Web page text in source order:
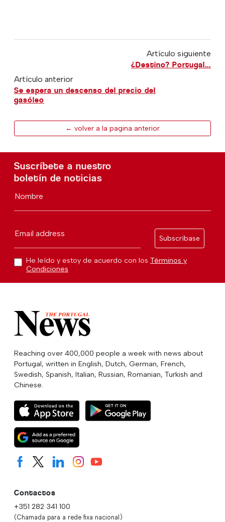
Artículo siguiente
¿Destino? Portugal...
Artículo anterior
Se espera un descenso del precio del
gasóleo
← volver a la pagina anterior
Suscríbete a nuestro
boletín de noticias
Nombre
Email address
Subscríbase
He leído y estoy de acuerdo con los Términos y
Condiciones
Reaching over 400,000 people a week with news about
Portugal, written in English, Dutch, German, French,
Swedish, Spanish, Italian, Russian, Romanian, Turkish and
Chinese.
Contactos
+351 282 341 100
(Chamada para a rede fixa nacional)